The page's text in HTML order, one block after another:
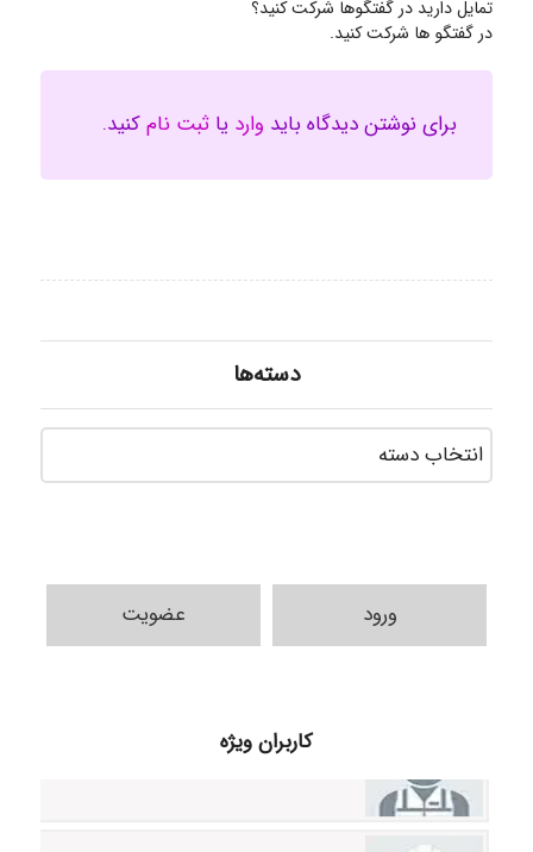
تمایل دارید در گفتگوها شرکت کنید؟
در گفتگو ها شرکت کنید.
برای نوشتن دیدگاه باید وارد یا ثبت نامکنید.
دسته‌ها
ورود عضویت
کاربران ویژه